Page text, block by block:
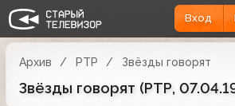
Вход
Архив РТР Звёзды говорят
Звёзды говорят (РТР,